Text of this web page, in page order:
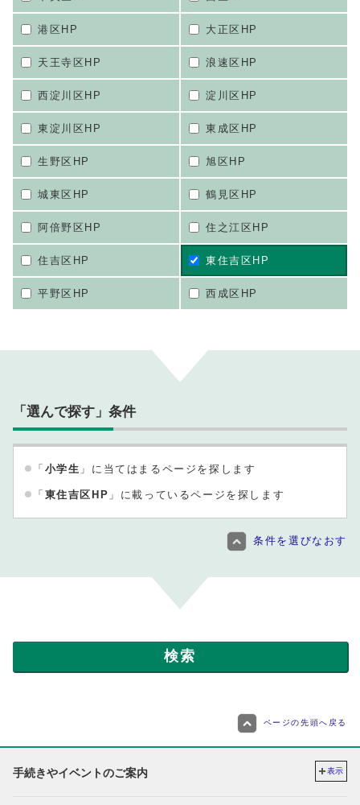
港区HP 大正区HP
天王寺区HP 浪速区HP
西淀川区HP 淀川区HP
東淀川区HP 東成区HP
生野区HP 旭区HP
城東区HP 鶴見区HP
阿倍野区HP 住之江区HP
住吉区HP 東住吉区HP
平野区HP 西成区HP
「選んで探す」条件
「 小学生 」に当てはまるページを探します
「 東住吉区HP 」に載っているページを探します
条件を選びなおす
ページの先頭へ戻る
手続きやイベントのご案内 表示